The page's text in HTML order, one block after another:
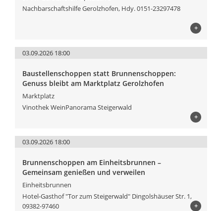
Nachbarschaftshilfe Gerolzhofen, Hdy. 0151-23297478
+
03.09.2026 18:00
Baustellenschoppen statt Brunnenschoppen:
Genuss bleibt am Marktplatz Gerolzhofen
Marktplatz
Vinothek WeinPanorama Steigerwald
+
03.09.2026 18:00
Brunnenschoppen am Einheitsbrunnen –
Gemeinsam genießen und verweilen
Einheitsbrunnen
Hotel-Gasthof "Tor zum Steigerwald" Dingolshäuser Str. 1,
09382-97460
+